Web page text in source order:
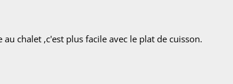
chalet ,c'est plus facile avec le plat de cuisson.